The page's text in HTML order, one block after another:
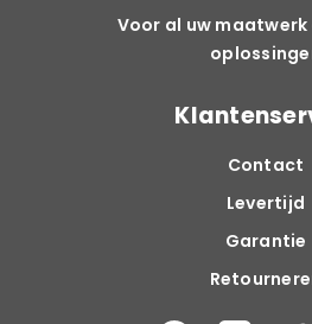
Voor al uw
Contact
Levertijd
Garantie